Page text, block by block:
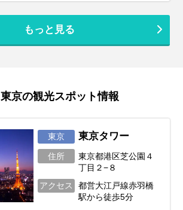
アートやエンターテインメント、そして江
戸の風情を感じる下町まで、多彩な魅力が
ットから、一度は訪れたい定番名所まで、
東京の魅力を存分に味わえる観光地を厳選
けてみてください。
もっと見る
東京の観光スポット情報
東京 東京タワー
住所
東京都港区芝公園４
丁目２−８
アクセス
都営大江戸線赤羽橋
駅から徒歩5分